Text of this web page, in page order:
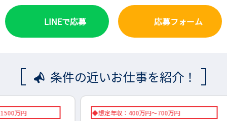
LINEで応募 応募フォーム
条件の近いお仕事を紹介！
◆想定年収：400万円～700万円